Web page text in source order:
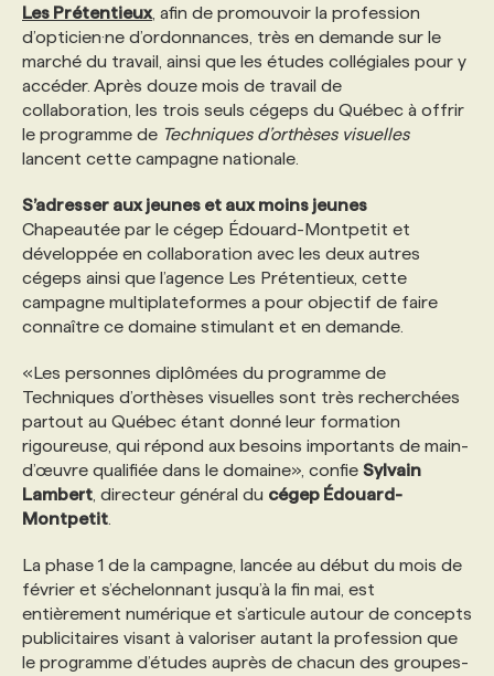
TENDANCES
ÉVÉNEMENTIEL
NOS AUTEUR‧RICES
ANNONCEZ AVEC NOUS
NOS FORMATEUR‧RICES
POURQUOI CHOISIR NOS FORMATIONS
NOS TARIFS
PROGRAMMES DE SUBVENTIONS
FAQ
ANNONCEZ AVEC NOUS
NOS EXPERTISES
FAQ
ANNONCEZ AVEC NOUS
Les Prétentieux , afin de promouvoir la profession
d’opticien·ne d’ordonnances, très en demande sur le
marché du travail, ainsi que les études collégiales pour y
accéder. Après douze mois de travail de
collaboration, les trois seuls cégeps du Québec à offrir
le programme de Techniques d’orthèses visuelles
lancent cette campagne nationale.
S’adresser aux jeunes et aux moins jeunes
Chapeautée par le cégep Édouard-Montpetit et
développée en collaboration avec les deux autres
cégeps ainsi que l’agence Les Prétentieux, cette
campagne multiplateformes a pour objectif de faire
connaître ce domaine stimulant et en demande.
«Les personnes diplômées du programme de
Techniques d’orthèses visuelles sont très recherchées
partout au Québec étant donné leur formation
rigoureuse, qui répond aux besoins importants de main-
d’œuvre qualifiée dans le domaine», confie Sylvain
Lambert , directeur général du cégep Édouard-
Montpetit
La phase 1 de la campagne, lancée au début du mois de
février et s’échelonnant jusqu’à la fin mai, est
entièrement numérique et s’articule autour de concepts
publicitaires visant à valoriser autant la profession que
le programme d’études auprès de chacun des groupes-